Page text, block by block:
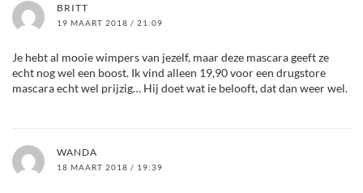
BRITT
19 MAART 2018 / 21:09
Je hebt al mooie wimpers van jezelf, maar deze mascara geeft ze
echt nog wel een boost. Ik vind alleen 19,90 voor een drugstore
mascara echt wel prijzig… Hij doet wat ie belooft, dat dan weer wel.
WANDA
18 MAART 2018 / 19:39